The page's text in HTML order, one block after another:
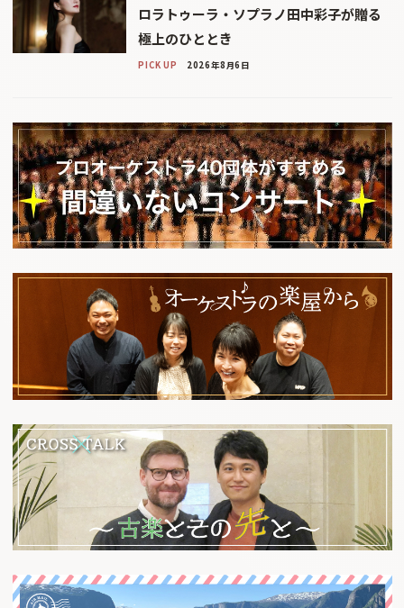
ロラトゥーラ・ソプラノ田中彩子が贈る
極上のひととき
PICK UP 2026年8月6日